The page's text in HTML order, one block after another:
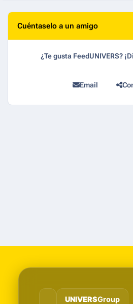
Cuéntaselo a un amigo
¿Te gusta FeedUNIVERS?
Email
UNIVERSGroup